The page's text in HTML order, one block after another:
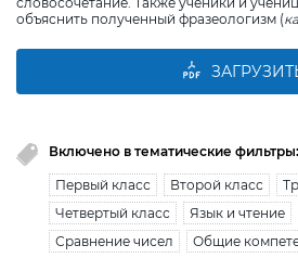
объяснить полученный фразеологизм (
Включено в тематические фильтры:
Первый класс Второй класс
Четвертый класс
Язык и чтение
Сравнение чисел
Общие